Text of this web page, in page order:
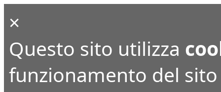
×
Questo sito utilizza
funzionamento del